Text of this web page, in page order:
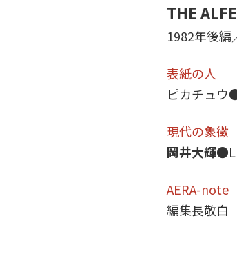
THE
1982年後
表紙の人
ピカチュウ
現代の象徴
岡井大輝
AERA-note
編集長敬白